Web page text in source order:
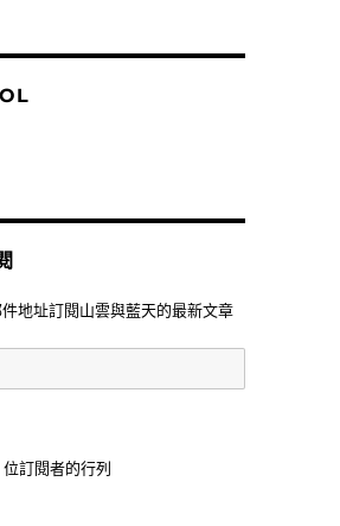
地址訂閱山雲與藍天的最新文章
訂閱者的行列